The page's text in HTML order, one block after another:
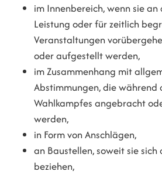
im Innenbereich, wenn sie
Leistung oder für zeitlich
Veranstaltungen
oder aufgestellt werden,
im Zusammenhang mit
Abstimmungen, die während
Wahlkampfes angebracht
werden,
in Form von Anschlägen,
an Baustellen, soweit sie
beziehen,